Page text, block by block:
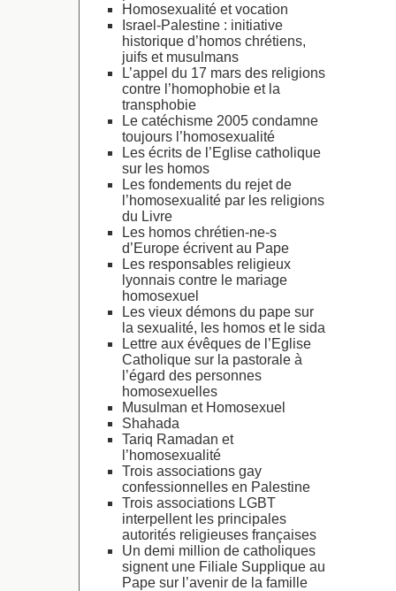
Homosexualité et vocation
Israel-Palestine : initiative
historique d’homos chrétiens,
juifs et musulmans
L’appel du 17 mars des religions
contre l’homophobie et la
transphobie
Le catéchisme 2005 condamne
toujours l’homosexualité
Les écrits de l’Eglise catholique
sur les homos
Les fondements du rejet de
l’homosexualité par les religions
du Livre
Les homos chrétien-ne-s
d’Europe écrivent au Pape
Les responsables religieux
lyonnais contre le mariage
homosexuel
Les vieux démons du pape sur
la sexualité, les homos et le sida
Lettre aux évêques de l’Eglise
Catholique sur la pastorale à
l’égard des personnes
homosexuelles
Musulman et Homosexuel
Shahada
Tariq Ramadan et
l’homosexualité
Trois associations gay
confessionnelles en Palestine
Trois associations LGBT
interpellent les principales
autorités religieuses françaises
Un demi million de catholiques
signent une Filiale Supplique au
Pape sur l’avenir de la famille